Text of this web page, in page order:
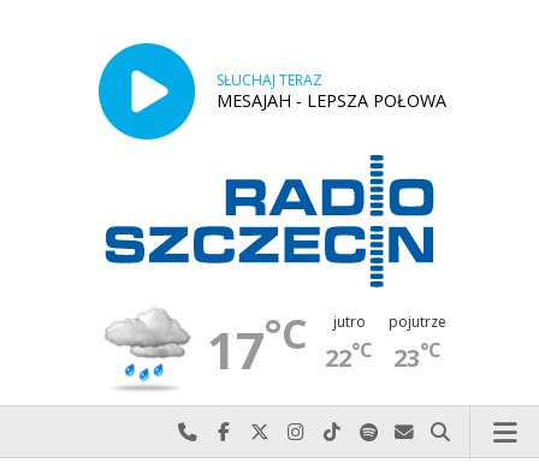
SŁUCHAJ TERAZ
MESAJAH - LEPSZA POŁOWA
17°C jutro
22°C
pojutrze
23°C
Najlepiej po prostu do nas zadzwoń
Odwiedź nas na Facebook-u
Odwiedź nas na X
Odwiedź nas na Instagram-ie
Odwiedź nas na TikTok-u
Szukaj nas na Spotify
Wyślij do nas
Szukaj